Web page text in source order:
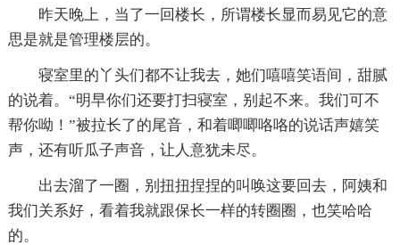
昨天晚上，当了一回楼长，所谓楼长显而易见它的意
思是就是管理楼层的。
寝室里的丫头们都不让我去，她们嘻嘻笑语间，甜腻
的说着。“明早你们还要打扫寝室，别起不来。我们可不
帮你呦！”被拉长了的尾音，和着唧唧咯咯的说话声嬉笑
声，还有听瓜子声音，让人意犹未尽。
出去溜了一圈，别扭扭捏捏的叫唤这要回去，阿姨和
我们关系好，看着我就跟保长一样的转圈圈，也笑哈哈
的。